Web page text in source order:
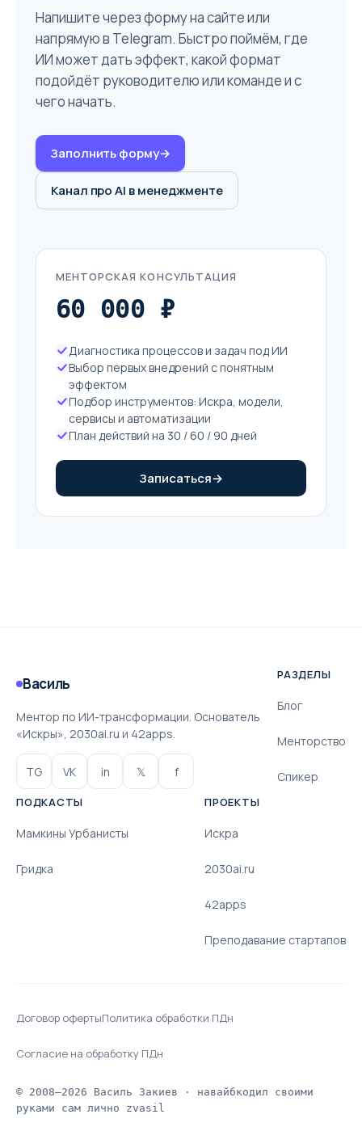
Напишите через форму на сайте или
напрямую в Telegram. Быстро поймём, где
ИИ может дать эффект, какой формат
подойдёт руководителю или команде и с
чего начать.
Заполнить форму→
Канал про AI в менеджменте
МЕНТОРСКАЯ КОНСУЛЬТАЦИЯ
60 000 ₽
Диагностика процессов и задач под ИИ
Выбор первых внедрений с понятным
эффектом
Подбор инструментов: Искра, модели,
сервисы и автоматизации
План действий на 30 / 60 / 90 дней
Записаться→
Василь
Ментор по ИИ-трансформации. Основатель
«Искры», 2030ai.ru и 42apps.
TG VK in 𝕏 f
РАЗДЕЛЫ
Блог
Менторство
Спикер
ПОДКАСТЫ
Мамкины Урбанисты
Гридка
ПРОЕКТЫ
Искра
2030ai.ru
42apps
Преподавание стартапов
Договор офертыПолитика обработки ПДн
Согласие на обработку ПДн
© 2008–2026 Василь Закиев · навайбкодил своими
руками сам лично zvasil